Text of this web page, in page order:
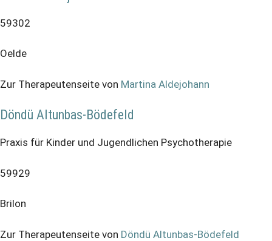
59302
Oelde
Zur Therapeutenseite von Martina Aldejohann
Döndü Altunbas-Bödefeld
Praxis für Kinder und Jugendlichen Psychotherapie
59929
Brilon
Zur Therapeutenseite von Döndü Altunbas-Bödefeld